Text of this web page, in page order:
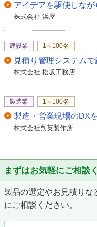
アイデアを駆使しな
株式会社 浜屋
建設業 1～100名
見積り管理システム
株式会社 松坂工務店
製造業 1～100名
製造・営業現場のDX
株式会社呉英製作所
まずはお気軽にご相談
製品の選定やお見積りな
にご相談ください。